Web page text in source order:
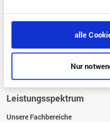
alle
Nur
FAQ – Die häufigsten Fragen
Glossar
Leistungsspektrum
Unsere Fachbereiche